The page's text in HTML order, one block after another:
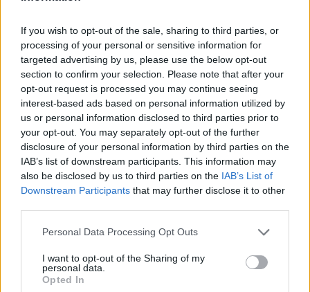
If you wish to opt-out of the sale, sharing to third parties, or
processing of your personal or sensitive information for
targeted advertising by us, please use the below opt-out
section to confirm your selection. Please note that after your
opt-out request is processed you may continue seeing
interest-based ads based on personal information utilized by
us or personal information disclosed to third parties prior to
your opt-out. You may separately opt-out of the further
disclosure of your personal information by third parties on the
IAB’s list of downstream participants. This information may
also be disclosed by us to third parties on the IAB’s List of
Downstream Participants that may further disclose it to other
Personal Data Processing Opt Outs
I want to opt-out of the Sharing of my
personal data.
Opted In
Paroles + Traduction Téléchargement
Vidéos
Commentaires
Voir la vidéo de «I Want You»
Chanson sans vidéo